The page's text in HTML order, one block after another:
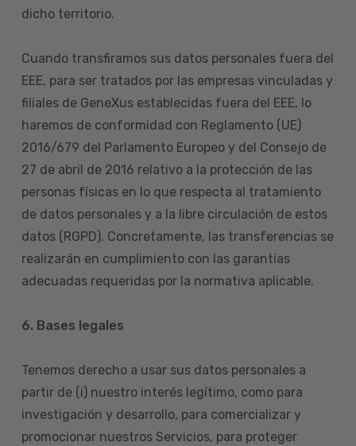
dicho territorio.
Cuando transfiramos sus datos personales fuera del
EEE, para ser tratados por las empresas vinculadas y
filiales de GeneXus establecidas fuera del EEE, lo
haremos de conformidad con Reglamento (UE)
2016/679 del Parlamento Europeo y del Consejo de
27 de abril de 2016 relativo a la protección de las
personas físicas en lo que respecta al tratamiento
de datos personales y a la libre circulación de estos
datos (RGPD). Concretamente, las transferencias se
realizarán en cumplimiento con las garantías
adecuadas requeridas por la normativa aplicable.
6. Bases legales
Tenemos derecho a usar sus datos personales a
partir de (i) nuestro interés legítimo, como para
investigación y desarrollo, para comercializar y
promocionar nuestros Servicios, para proteger